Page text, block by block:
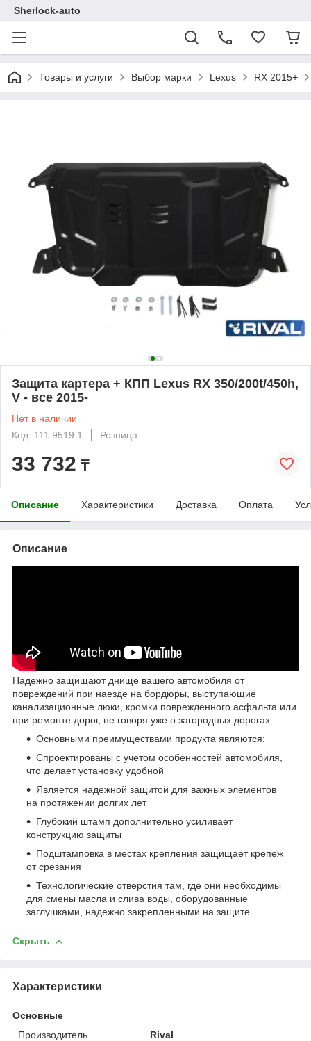
Sherlock-auto
Товары и услуги Выбор марки Lexus RX 2015+
Защита картера + КПП Lexus RX 350/200t/450h,
V - все 2015-
Нет в наличии
Код: 111.9519.1
Розница
33 732 ₸
Описание Характеристики Доставка Оплата
Описание
Надежно защищают днище вашего автомобиля от
повреждений при наезде на бордюры, выступающие
канализационные люки, кромки поврежденного асфальта или
при ремонте дорог, не говоря уже о загородных дорогах.
Основными преимуществами продукта являются:
Спроектированы с учетом особенностей автомобиля,
что делает установку удобной
Является надежной защитой для важных элементов
на протяжении долгих лет
Глубокий штамп дополнительно усиливает
конструкцию защиты
Подштамповка в местах крепления защищает крепеж
от срезания
Технологические отверстия там, где они необходимы
для смены масла и слива воды, оборудованные
заглушками, надежно закрепленными на защите
Скрыть
Характеристики
Основные
Производитель
Rival